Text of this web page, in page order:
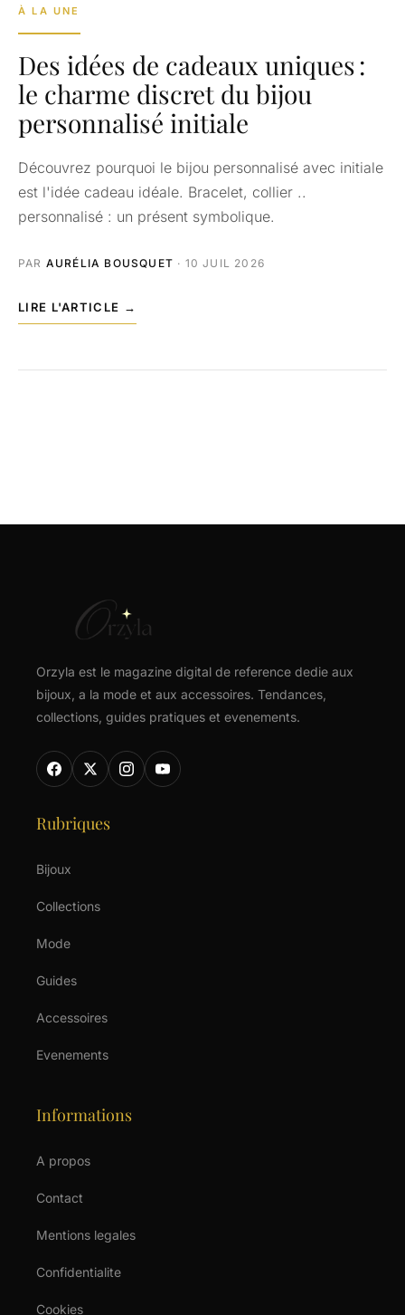
À LA UNE
Des idées de cadeaux uniques :
le charme discret du bijou
personnalisé initiale
Découvrez pourquoi le bijou personnalisé avec initiale
est l'idée cadeau idéale. Bracelet, collier ..
personnalisé : un présent symbolique.
PAR AURÉLIA BOUSQUET · 10 JUIL 2026
LIRE L'ARTICLE →
Orzyla est le magazine digital de reference dedie aux
bijoux, a la mode et aux accessoires. Tendances,
collections, guides pratiques et evenements.
Rubriques
Bijoux
Collections
Mode
Guides
Accessoires
Evenements
Informations
A propos
Contact
Mentions legales
Confidentialite
Cookies